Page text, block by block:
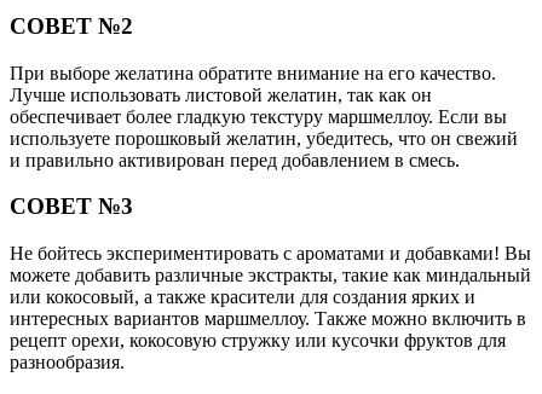
СОВЕТ №2
При выборе желатина обратите внимание на его качество.
Лучше использовать листовой желатин, так как он
обеспечивает более гладкую текстуру маршмеллоу. Если вы
используете порошковый желатин, убедитесь, что он свежий
и правильно активирован перед добавлением в смесь.
СОВЕТ №3
Не бойтесь экспериментировать с ароматами и добавками! Вы
можете добавить различные экстракты, такие как миндальный
или кокосовый, а также красители для создания ярких и
интересных вариантов маршмеллоу. Также можно включить в
рецепт орехи, кокосовую стружку или кусочки фруктов для
разнообразия.